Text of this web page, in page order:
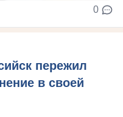
0
пережил
в своей